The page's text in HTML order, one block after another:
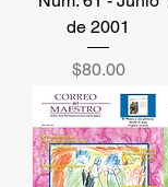
de 2001
Precio
$80.00